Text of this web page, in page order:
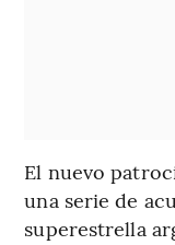
El nuevo
una serie de
superestrella